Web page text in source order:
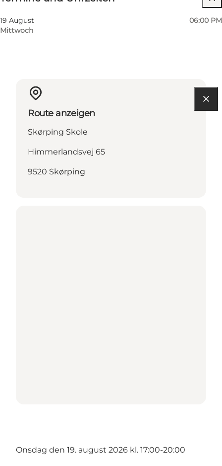
19 August
Mittwoch
06:00 PM
Route anzeigen
Skørping Skole
Himmerlandsvej 65
9520 Skørping
Onsdag den 19. august 2026 kl. 17:00-20:00